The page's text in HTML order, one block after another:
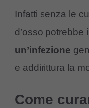
Infatti senza le
d’osso potrebbe
un’infezione
e addirittura la
Come